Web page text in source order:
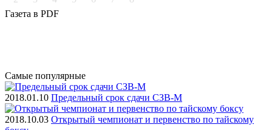
Газета в PDF
Самые популярные
2018.01.10 Предельный срок сдачи СЗВ-М
2018.10.03 Открытый чемпионат и первенство по тайскому